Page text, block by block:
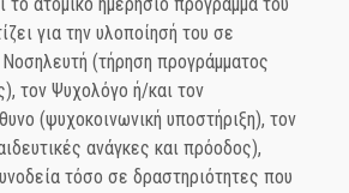
για την υλοποίησή του σε
(τήρηση προγράμματος
τον Ψυχολόγο ή/και τον
(ψυχοκοινωνική υποστήριξη), τον
ανάγκες και πρόοδος),
τόσο σε δραστηριότητες που